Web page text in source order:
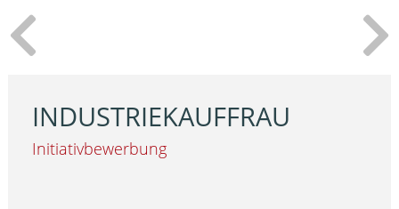
INDUSTRIEKAUFFRAU
Initiativbewerbung